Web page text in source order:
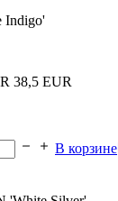
Indigo'
38,5 EUR
В корзине